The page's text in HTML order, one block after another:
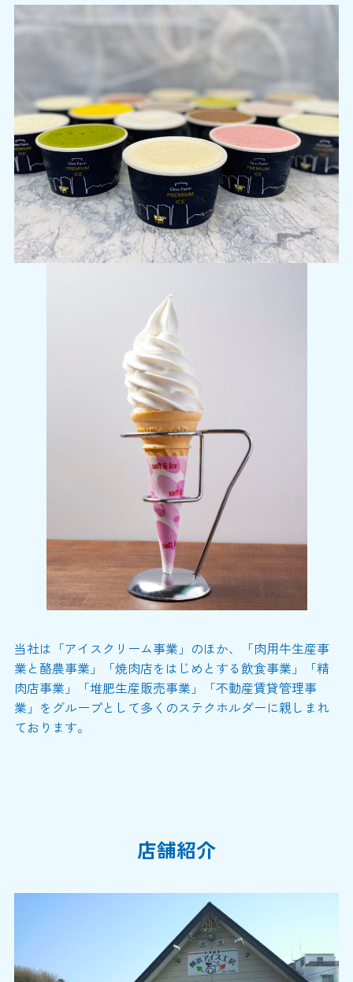
当社は「アイスクリーム事業」のほか、「肉用牛生産事
業と酪農事業」「焼肉店をはじめとする飲食事業」「精
肉店事業」「堆肥生産販売事業」「不動産賃貸管理事
業」をグループとして多くのステクホルダーに親しまれ
ております。
店舗紹介